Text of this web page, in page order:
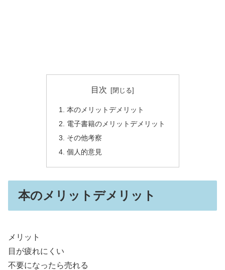
目次
本のメリットデメリット
電子書籍のメリットデメリット
その他考察
個人的意見
本のメリットデメリット
メリット
目が疲れにくい
不要になったら売れる